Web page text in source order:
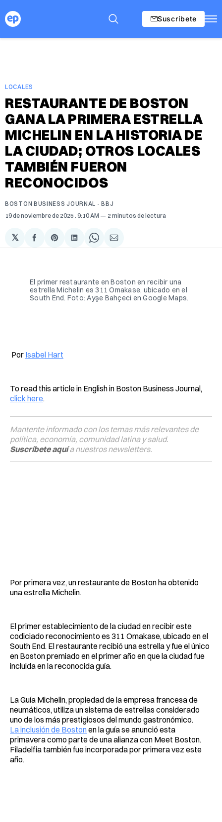
Suscríbete
LOCALES
RESTAURANTE DE BOSTON
GANA LA PRIMERA ESTRELLA
MICHELIN EN LA HISTORIA DE
LA CIUDAD; OTROS LOCALES
TAMBIÉN FUERON
RECONOCIDOS
BOSTON BUSINESS JOURNAL - BBJ
19 de noviembre de 2025 . 9:10 AM 2 minutos de lectura
𝕏
Compartir
en
Share
on
Compartir
en
Share
on
Compartir
via
El primer restaurante en Boston en recibir una
estrella Michelin es 311 Omakase, ubicado en el
South End. Foto: Ayşe Bahçeci en Google Maps.
Por Isabel Hart
To read this article in English in Boston Business Journal,
click here.
Mantente informado con los temas más relevantes de
política, economía, comunidad latina y salud.
Suscríbete aquía nuestros newsletters.
Por primera vez, un restaurante de Boston ha obtenido
una estrella Michelin.
El primer establecimiento de la ciudad en recibir este
codiciado reconocimiento es 311 Omakase, ubicado en el
South End. El restaurante recibió una estrella y fue el único
en Boston premiado en el primer año en que la ciudad fue
incluida en la reconocida guía.
La Guía Michelin, propiedad de la empresa francesa de
neumáticos, utiliza un sistema de estrellas considerado
uno de los más prestigiosos del mundo gastronómico.
La inclusión de Bostonen la guía se anunció esta
primavera como parte de una alianza con Meet Boston.
Filadelfia también fue incorporada por primera vez este
año.